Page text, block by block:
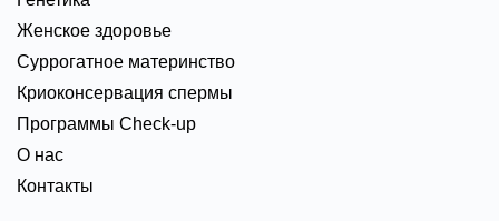
Женское здоровье
Суррогатное материнство
Криоконсервация спермы
Программы Check-up
О нас
Контакты